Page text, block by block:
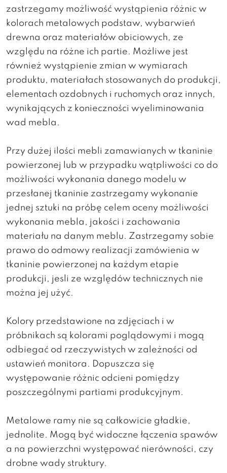
zastrzegamy możliwość wystąpienia różnic w
kolorach metalowych podstaw, wybarwień
drewna oraz materiałów obiciowych, ze
względu na różne ich partie. Możliwe jest
również wystąpienie zmian w wymiarach
produktu, materiałach stosowanych do produkcji,
elementach ozdobnych i ruchomych oraz innych,
wynikających z konieczności wyeliminowania
wad mebla.
Przy dużej ilości mebli zamawianych w tkaninie
powierzonej lub w przypadku wątpliwości co do
możliwości wykonania danego modelu w
przesłanej tkaninie zastrzegamy wykonanie
jednej sztuki na próbę celem oceny możliwości
wykonania mebla, jakości i zachowania
materiału na danym meblu. Zastrzegamy sobie
prawo do odmowy realizacji zamówienia w
tkaninie powierzonej na każdym etapie
produkcji, jesli ze względów technicznych nie
można jej użyć.
Kolory przedstawione na zdjęciach i w
próbnikach są kolorami poglądowymi i mogą
odbiegać od rzeczywistych w zależności od
ustawień monitora. Dopuszcza się
występowanie różnic odcieni pomiędzy
poszczególnymi partiami produkcyjnym.
Metalowe ramy nie są całkowicie gładkie,
jednolite. Mogą być widoczne łączenia spawów
a na powierzchni występować nierówności, czy
drobne wady struktury.